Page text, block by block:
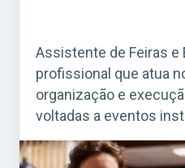
Assistente de Feiras e
profissional que atua
organização e
voltadas a eventos
seminários,
promocionais